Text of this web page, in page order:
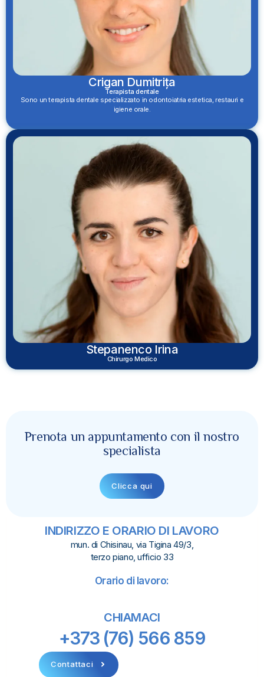
Crigan Dumitrița
Terapista dentale
Sono un terapista dentale specializzato in odontoiatria estetica, restauri e
igiene orale.
Stepanenco Irina
Chirurgo Medico
Prenota un appuntamento con il nostro
specialista
Clicca qui
INDIRIZZO E ORARIO DI LAVORO
mun. di Chisinau, via Tigina 49/3,
terzo piano, ufficio 33
Orario di lavoro:
CHIAMACI
+373 (76) 566 859
Contattaci